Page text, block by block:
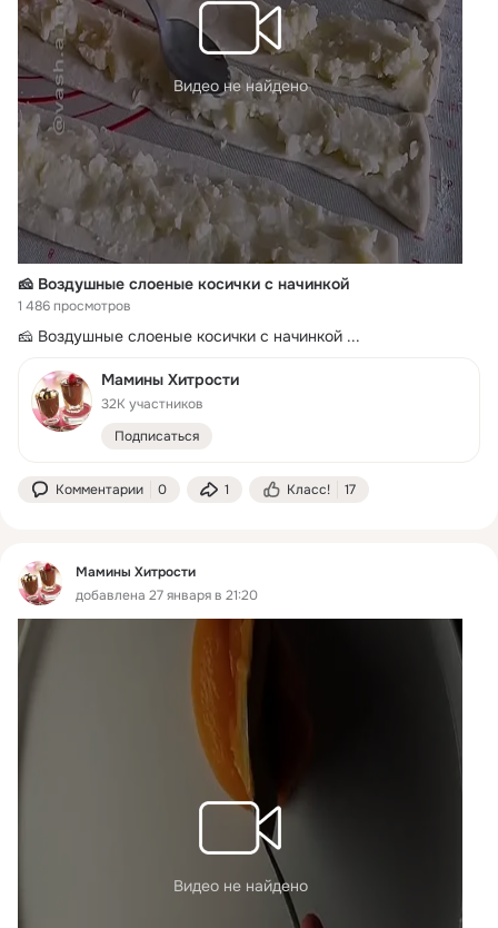
Видео не найдено
🧀 Воздушные слоеные косички с начинкой
1 486 просмотров
🧀 Воздушные слоеные косички с начинкой ...
Мамины Хитрости
32K участников
Подписаться
Комментарии 0 1 Класс! 17
Мамины Хитрости
добавлена 27 января в 21:20
Видео не найдено